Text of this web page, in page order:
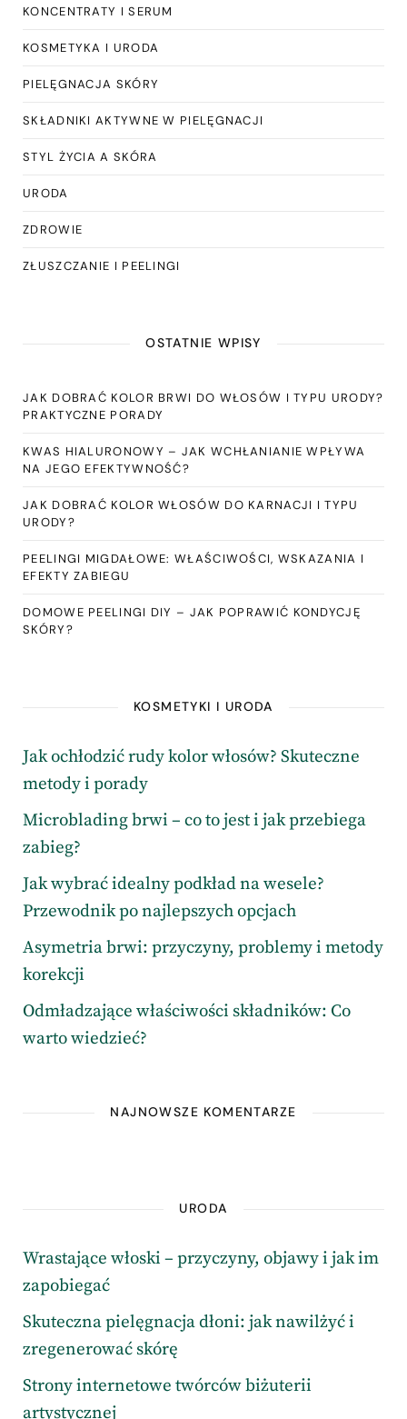
KONCENTRATY I SERUM
KOSMETYKA I URODA
PIELĘGNACJA SKÓRY
SKŁADNIKI AKTYWNE W PIELĘGNACJI
STYL ŻYCIA A SKÓRA
URODA
ZDROWIE
ZŁUSZCZANIE I PEELINGI
OSTATNIE WPISY
JAK DOBRAĆ KOLOR BRWI DO WŁOSÓW I TYPU URODY?
PRAKTYCZNE PORADY
KWAS HIALURONOWY – JAK WCHŁANIANIE WPŁYWA
NA JEGO EFEKTYWNOŚĆ?
JAK DOBRAĆ KOLOR WŁOSÓW DO KARNACJI I TYPU
URODY?
PEELINGI MIGDAŁOWE: WŁAŚCIWOŚCI, WSKAZANIA I
EFEKTY ZABIEGU
DOMOWE PEELINGI DIY – JAK POPRAWIĆ KONDYCJĘ
SKÓRY?
KOSMETYKI I URODA
Jak ochłodzić rudy kolor włosów? Skuteczne
metody i porady
Microblading brwi – co to jest i jak przebiega
zabieg?
Jak wybrać idealny podkład na wesele?
Przewodnik po najlepszych opcjach
Asymetria brwi: przyczyny, problemy i metody
korekcji
Odmładzające właściwości składników: Co
warto wiedzieć?
NAJNOWSZE KOMENTARZE
URODA
Wrastające włoski – przyczyny, objawy i jak im
zapobiegać
Skuteczna pielęgnacja dłoni: jak nawilżyć i
zregenerować skórę
Strony internetowe twórców biżuterii
artystycznej